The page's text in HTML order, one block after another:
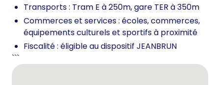
Transports : Tram E à 250m, gare TER à 350m
Commerces et services : écoles, commerces,
équipements culturels et sportifs à proximité
Fiscalité : éligible au dispositif JEANBRUN
```